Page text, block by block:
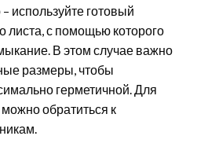
используйте готовый
листа, с помощью которого
В этом случае важно
размеры, чтобы
герметичной. Для
обратиться к